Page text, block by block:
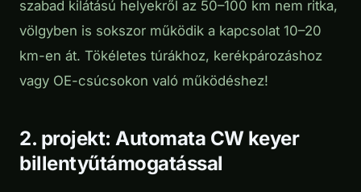
szabad kilátású helyekről az 50–100 km nem ritka,
völgyben is sokszor működik a kapcsolat 10–20
km-en át. Tökéletes túrákhoz, kerékpározáshoz
vagy OE-csúcsokon való működéshez!
2. projekt: Automata CW keyer
billentyűtámogatással